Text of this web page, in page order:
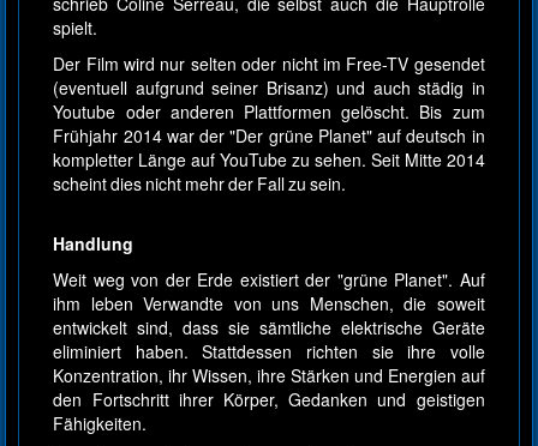
spielt.
Der Film wird nur selten oder nicht im Free-TV gesendet
(eventuell aufgrund seiner Brisanz) und auch städig in
Youtube oder anderen Plattformen gelöscht. Bis zum
Frühjahr 2014 war der "Der grüne Planet" auf deutsch in
kompletter Länge auf YouTube zu sehen. Seit Mitte 2014
scheint dies nicht mehr der Fall zu sein.
Handlung
Weit weg von der Erde existiert der "grüne Planet". Auf
ihm leben Verwandte von uns Menschen, die soweit
entwickelt sind, dass sie sämtliche elektrische Geräte
eliminiert haben. Stattdessen richten sie ihre volle
Konzentration, ihr Wissen, ihre Stärken und Energien auf
den Fortschritt ihrer Körper, Gedanken und geistigen
Fähigkeiten.